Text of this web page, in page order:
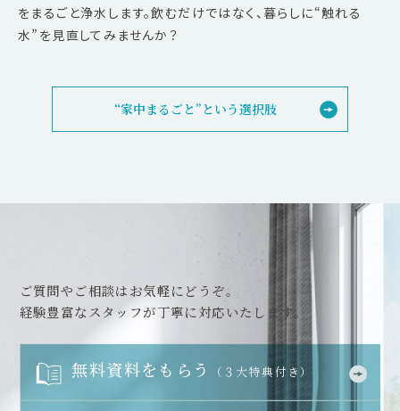
をまるごと浄水します。飲むだけではなく、暮らしに“触れる
水”を見直してみませんか？
“家中まるごと”という選択肢
ご質問やご相談はお気軽にどうぞ。
経験豊富なスタッフが丁寧に対応いたします。
無料資料をもらう （３大特典付き）